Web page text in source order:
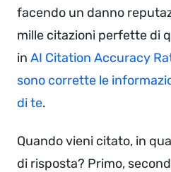
facendo un danno
mille citazioni perfette di
in AI Citation Accuracy
sono corrette le
di te.
Quando vieni citato, in
di risposta? Primo,